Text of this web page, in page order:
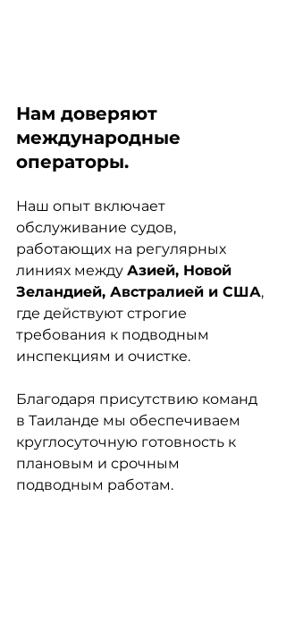
Нам доверяют
международные
операторы.
Наш опыт включает
обслуживание судов,
работающих на регулярных
линиях между Азией, Новой
Зеландией, Австралией и США,
где действуют строгие
требования к подводным
инспекциям и очистке.
Благодаря присутствию команд
в Таиланде мы обеспечиваем
круглосуточную готовность к
плановым и срочным
подводным работам.